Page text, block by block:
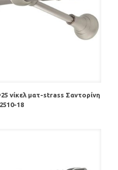
νίκελ ματ-strass Σαντορίνη
18